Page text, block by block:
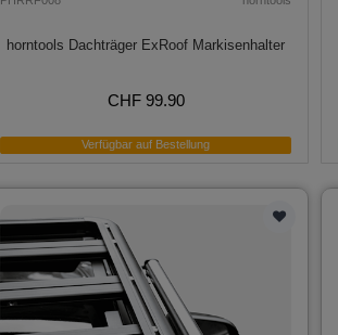
horntools Dachträger ExRoof Markisenhalter
CHF 99.90
Verfügbar auf Bestellung